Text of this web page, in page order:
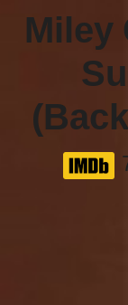
Miley